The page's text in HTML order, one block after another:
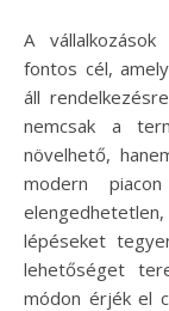
A vállalkozások számára a bevételnövelés különösen
fontos cél,
áll
nemcsak a
növelhető,
modern
lépéseket
lehetőséget
módon érjék el